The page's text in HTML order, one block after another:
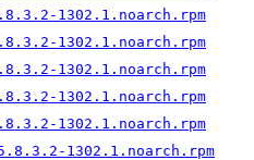
1302.1.noarch.rpm
1302.1.noarch.rpm
1302.1.noarch.rpm
1302.1.noarch.rpm
1302.1.noarch.rpm
1302.1.noarch.rpm